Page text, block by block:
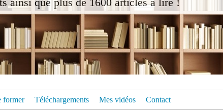
former Téléchargements Mes vidéos Contact